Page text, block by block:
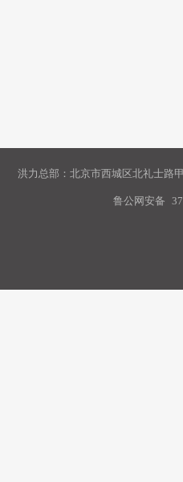
洪力总部：北京市西城区北礼士路
鲁公网安备